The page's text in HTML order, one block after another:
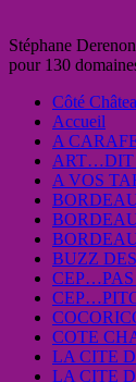
Stéphane
pour 130
Côté
Accueil
A
ART…DIT
A VOS
BUZZ
COTE
LA CITE
LA CITE